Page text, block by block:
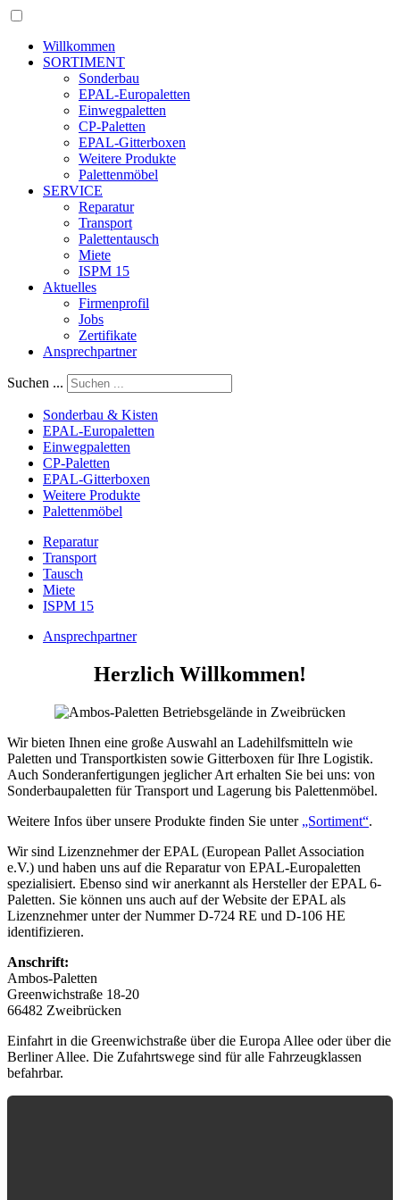
Willkommen
SORTIMENT
Sonderbau
EPAL-Europaletten
Einwegpaletten
CP-Paletten
EPAL-Gitterboxen
Weitere Produkte
Palettenmöbel
SERVICE
Reparatur
Transport
Palettentausch
Miete
ISPM 15
Aktuelles
Firmenprofil
Jobs
Zertifikate
Ansprechpartner
Suchen ...
Sonderbau & Kisten
EPAL-Europaletten
Einwegpaletten
CP-Paletten
EPAL-Gitterboxen
Weitere Produkte
Palettenmöbel
Reparatur
Transport
Tausch
Miete
ISPM 15
Ansprechpartner
Herzlich Willkommen!
Wir bieten Ihnen eine große Auswahl an Ladehilfsmitteln wie
Paletten und Transportkisten sowie Gitterboxen für Ihre Logistik.
Auch Sonderanfertigungen jeglicher Art erhalten Sie bei uns: von
Sonderbaupaletten für Transport und Lagerung bis Palettenmöbel.
Weitere Infos über unsere Produkte finden Sie unter „Sortiment“.
Wir sind Lizenznehmer der EPAL (European Pallet Association
e.V.) und haben uns auf die Reparatur von EPAL-Europaletten
spezialisiert. Ebenso sind wir anerkannt als Hersteller der EPAL 6-
Paletten. Sie können uns auch auf der Website der EPAL als
Lizenznehmer unter der Nummer D-724 RE und D-106 HE
identifizieren.
Anschrift:
Ambos-Paletten
Greenwichstraße 18-20
66482 Zweibrücken
Einfahrt in die Greenwichstraße über die Europa Allee oder über die
Berliner Allee. Die Zufahrtswege sind für alle Fahrzeugklassen
befahrbar.